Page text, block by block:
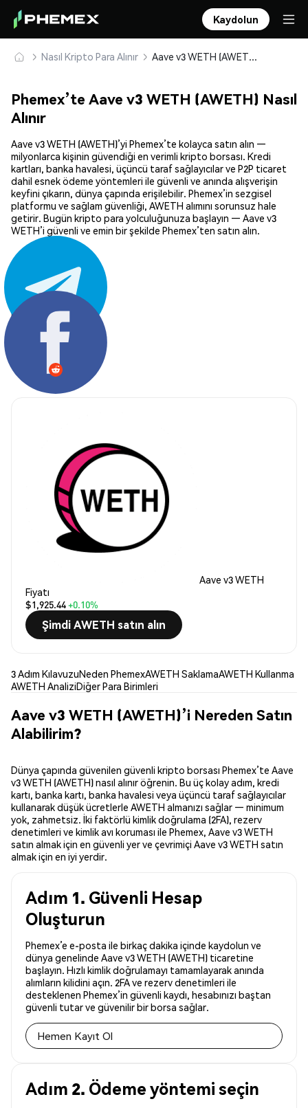
Kaydolun
Nasıl Kripto Para Alınır Aave v3 WETH (AWETH) Güvenle Satın Alın ve Saklayın
Phemex’te Aave v3 WETH (AWETH) Nasıl
Alınır
Aave v3 WETH (AWETH)’yi Phemex’te kolayca satın alın —
milyonlarca kişinin güvendiği en verimli kripto borsası. Kredi
kartları, banka havalesi, üçüncü taraf sağlayıcılar ve P2P ticaret
dahil esnek ödeme yöntemleri ile güvenli ve anında alışverişin
keyfini çıkarın, dünya çapında erişilebilir. Phemex’in sezgisel
platformu ve sağlam güvenliği, AWETH alımını sorunsuz hale
getirir. Bugün kripto para yolculuğunuza başlayın — Aave v3
WETH’i güvenli ve emin bir şekilde Phemex’ten satın alın.
Paylaş:
Aave v3 WETH
Fiyatı
$1,925.44+0.10%
Şimdi AWETH satın alın
3 Adım KılavuzuNeden PhemexAWETH SaklamaAWETH Kullanma
AWETH AnaliziDiğer Para Birimleri
Aave v3 WETH (AWETH)’i Nereden Satın
Alabilirim?
Dünya çapında güvenilen güvenli kripto borsası Phemex’te Aave
v3 WETH (AWETH) nasıl alınır öğrenin. Bu üç kolay adım, kredi
kartı, banka kartı, banka havalesi veya üçüncü taraf sağlayıcılar
kullanarak düşük ücretlerle AWETH almanızı sağlar — minimum
yok, zahmetsiz. İki faktörlü kimlik doğrulama (2FA), rezerv
denetimleri ve kimlik avı koruması ile Phemex, Aave v3 WETH
satın almak için en güvenli yer ve çevrimiçi Aave v3 WETH satın
almak için en iyi yerdir.
Adım 1. Güvenli Hesap
Oluşturun
Phemex’e e-posta ile birkaç dakika içinde kaydolun ve
dünya genelinde Aave v3 WETH (AWETH) ticaretine
başlayın. Hızlı kimlik doğrulamayı tamamlayarak anında
alımların kilidini açın. 2FA ve rezerv denetimleri ile
desteklenen Phemex’in güvenli kaydı, hesabınızı baştan
güvenli tutar ve güvenilir bir borsa sağlar.
Hemen Kayıt Ol
Adım 2. Ödeme yöntemi seçin